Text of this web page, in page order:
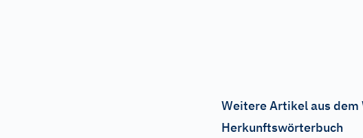
Weitere Artikel aus dem
Herkunftswörterbuch